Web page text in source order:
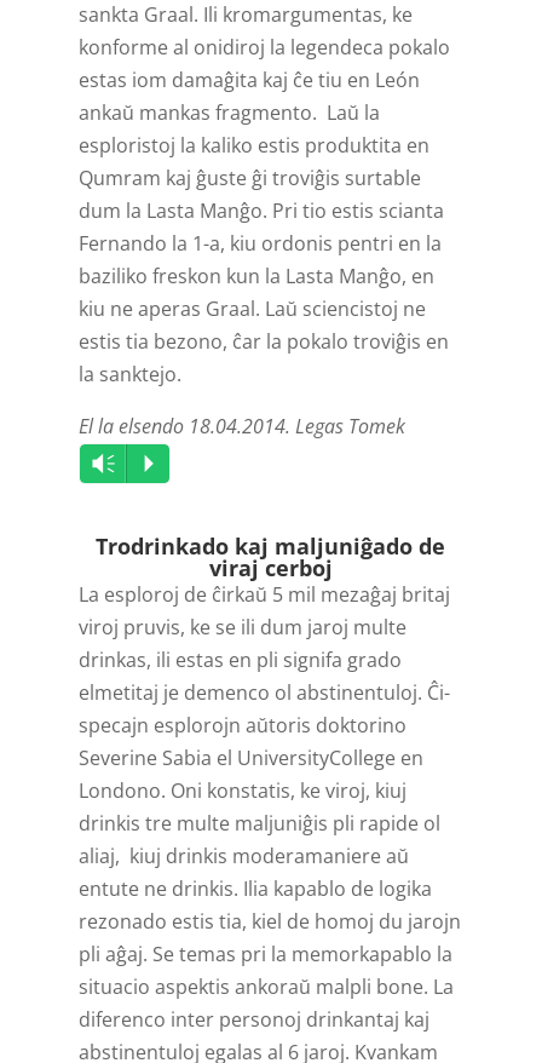
sankta Graal. Ili krom­argumentas, ke
konforme al onidiroj la legendeca pokalo
estas iom damaĝita kaj ĉe tiu en León
ankaŭ mankas fragmento. Laŭ la
esploristoj la kaliko estis produktita en
Qumram kaj ĝuste ĝi troviĝis surtable
dum la Lasta Manĝo. Pri tio estis scianta
Fernando la 1-a, kiu ordonis pentri en la
baziliko­ freskon kun la Lasta Manĝo, en
kiu ne aperas Graal. Laŭ sciencistoj ne
estis tia bezono, ĉar la pokalo troviĝis en
la sanktejo.
El la elsendo 18.04.2014. Legas Tomek
Audio
Player
Vm P
Trodrinkado kaj maljuniĝado de
viraj cerboj
La esploroj de ĉirkaŭ 5 mil mezaĝaj britaj
viroj pruvis, ke se ili dum jaroj multe
drinkas, ili estas en pli signifa grado
elmetitaj je demenco ol abstin­entuloj. Ĉi-
specajn esplorojn aŭtoris doktorino
Severine Sabia el UniversityCollege en
Londono. Oni konstatis, ke viroj, kiuj
drinkis tre multe maljuniĝis pli rapide ol
aliaj, kiuj drinkis moderamaniere aŭ
entute ne drinkis. Ilia kapablo de logika
rezonado estis tia, kiel de homoj du jarojn
pli aĝaj. Se temas pri la memorkapablo la
situacio aspektis ankoraŭ malpli bone. La
diferenco inter personoj drinkantaj kaj
abstinentuloj egalas al 6 jaroj. Kvankam